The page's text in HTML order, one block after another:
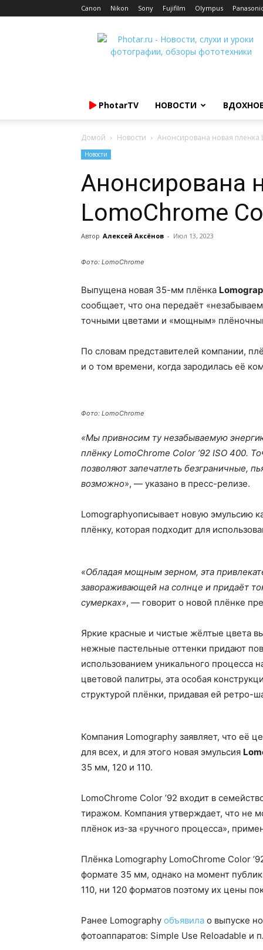
Canon Nikon Sony Fujifilm Olympus
Photar.ru
PhotarTV НОВОСТИ
Домой Новости Анонсирована новая пленка
Новости
Анонсирована
LomoChrome
Автор Алексей Аксёнов - Июл 13, 2023
Фото: LomoChrome
Выпущена новая 35-мм плёнка
сообщает, что она передаёт
точными цветами и «мощным»
По словам представителей компании,
и о том времени, когда зародилась её
Фото: LomoChrome
«Мы привносим ту незабываемую
плёнку LomoChrome Color ’92 ISO 400.
позволяют запечатлеть безграничные,
возможно», — указано в пресс-релизе.
Lomographyописывает новую эмульсию
плёнку, которая подходит для
«Обладая мощным зерном, эта
завораживающей на солнце и придаёт
сумерках», — говорит о новой плёнке
Яркие красные и чистые жёлтые цвета
нежные пастельные оттенки придают
использованием уникального процесса
цветовой палитры, эта особая
структурой плёнки, придавая ей ретро-
Компания Lomography заявляет, что её
для всех, и для этого новая эмульсия
35 мм, 120 и 110.
LomoChrome Color ’92 входит в
тиражом. Компания утверждает, что не
плёнок из-за «ручного процесса»,
Плёнка Lomography LomoChrome Color
формате 35 мм, однако на момент
110, ни 120 форматов поэтому их цены
Ранее Lomography объявила о выпуске
фотоаппаратов: Simple Use Reloadable и